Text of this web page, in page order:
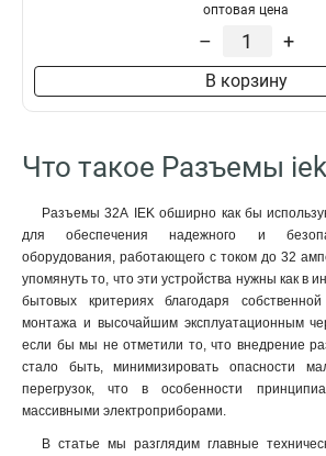
оптовая цена
– +
В корзину
Что такое Разъемы iek
Разъемы 32А IEK обширно как бы
для обеспечения надежного и
оборудования, работающего с током до 32
упомянуть то, что эти устройства нужны как в
бытовых критериях благодаря
монтажа и высочайшим эксплуатационным
если бы мы не отметили то, что внедрение
стало быть, минимизировать опасности
перегрузок, что в особенности
массивными электроприборами.
В статье мы разглядим главные